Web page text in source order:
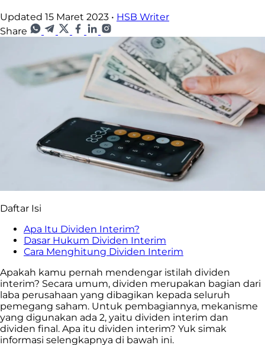
Updated 15 Maret 2023 • HSB Writer
Share
Daftar Isi
Apa Itu Dividen Interim?
Dasar Hukum Dividen Interim
Cara Menghitung Dividen Interim
Apakah kamu pernah mendengar istilah dividen
interim? Secara umum, dividen merupakan bagian dari
laba perusahaan yang dibagikan kepada seluruh
pemegang saham. Untuk pembagiannya, mekanisme
yang digunakan ada 2, yaitu dividen interim dan
dividen final. Apa itu dividen interim? Yuk simak
informasi selengkapnya di bawah ini.